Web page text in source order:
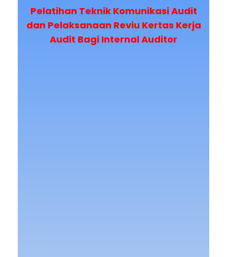
Pelatihan Teknik Komunikasi Audit
dan Pelaksanaan Reviu Kertas Kerja
Audit Bagi Internal Auditor